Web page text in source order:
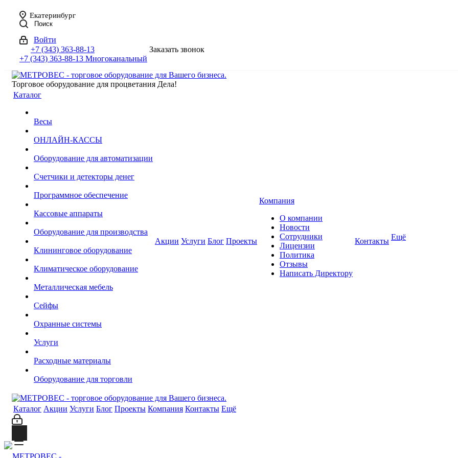
Екатеринбург
Поиск
Войти
+7 (343) 363-88-13
+7 (343) 363-88-13 Многоканальный
Заказать звонок
Торговое оборудование для процветания Дела!
Каталог
Весы
ОНЛАЙН-КАССЫ
Оборудование для автоматизации
Счетчики и детекторы денег
Программное обеспечение
Кассовые аппараты
Оборудование для производства
Клининговое оборудование
Климатическое оборудование
Металлическая мебель
Сейфы
Охранные системы
Услуги
Расходные материалы
Оборудование для торговли
Акции Услуги Блог Проекты
Компания
О компании
Новости
Сотрудники
Лицензии
Политика
Отзывы
Написать Директору
Контакты Ещё
Каталог Акции Услуги Блог Проекты Компания Контакты Ещё